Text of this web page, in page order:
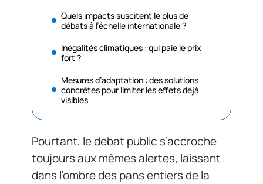
Quels impacts suscitent le plus de
débats à l’échelle internationale ?
Inégalités climatiques : qui paie le prix
fort ?
Mesures d’adaptation : des solutions
concrètes pour limiter les effets déjà
visibles
Pourtant, le débat public s’accroche
toujours aux mêmes alertes, laissant
dans l’ombre des pans entiers de la